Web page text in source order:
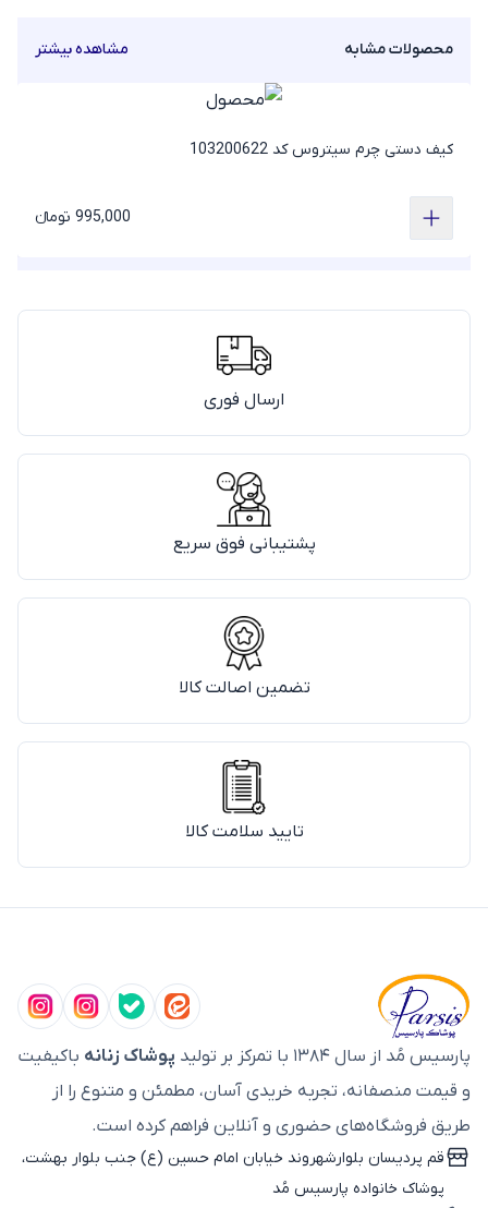
محصولات مشابه مشاهده بیشتر
کیف دستی چرم سیتروس کد 103200622
995,000 تومانء
ارسال فوری
پشتیبانی فوق سریع
تضمین اصالت کالا
تایید سلامت کالا
پارسیس مُد از سال ۱۳۸۴ با تمرکز بر تولید پوشاک زنانه باکیفیت
و قیمت منصفانه، تجربه خریدی آسان، مطمئن و متنوع را از
طریق فروشگاه‌های حضوری و آنلاین فراهم کرده است.
قم پردیسان بلوارشهروند خیابان امام حسین (ع) جنب بلوار بهشت،
پوشاک خانواده پارسیس مُد